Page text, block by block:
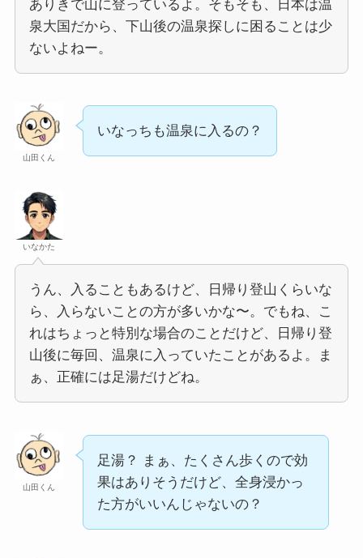
ありきで山に登っているよ。そもそも、日本は温
泉大国だから、下山後の温泉探しに困ることは少
ないよねー。
山田くん
いなっちも温泉に入るの？
いなかた
うん、入ることもあるけど、日帰り登山くらいな
ら、入らないことの方が多いかな〜。でもね、こ
れはちょっと特別な場合のことだけど、日帰り登
山後に毎回、温泉に入っていたことがあるよ。ま
ぁ、正確には足湯だけどね。
山田くん
足湯？ まぁ、たくさん歩くので効
果はありそうだけど、全身浸かっ
た方がいいんじゃないの？